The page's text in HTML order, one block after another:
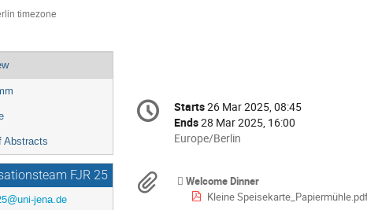
timezone
Abstracts
FJR 25
jena.de
Conference
information
Date/Time
Starts26 Mar 2025, 08:45
Ends28 Mar 2025, 16:00
All
in
Europe/Berlin
Europe/Berlin
Materials
Welcome Dinner
Kleine